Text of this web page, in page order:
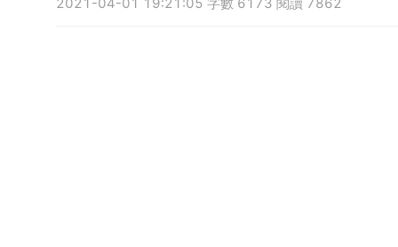
2021-04-01 19:21:05 字數 6173 閱讀 7862